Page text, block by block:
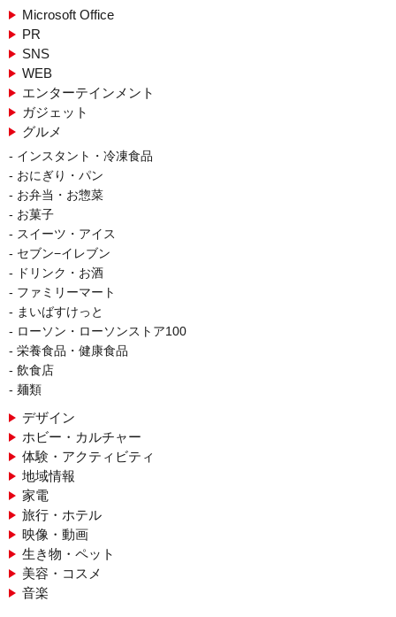
Microsoft Office
PR
SNS
WEB
エンターテインメント
ガジェット
グルメ
インスタント・冷凍食品
おにぎり・パン
お弁当・お惣菜
お菓子
スイーツ・アイス
セブン−イレブン
ドリンク・お酒
ファミリーマート
まいばすけっと
ローソン・ローソンストア100
栄養食品・健康食品
飲食店
麺類
デザイン
ホビー・カルチャー
体験・アクティビティ
地域情報
家電
旅行・ホテル
映像・動画
生き物・ペット
美容・コスメ
音楽